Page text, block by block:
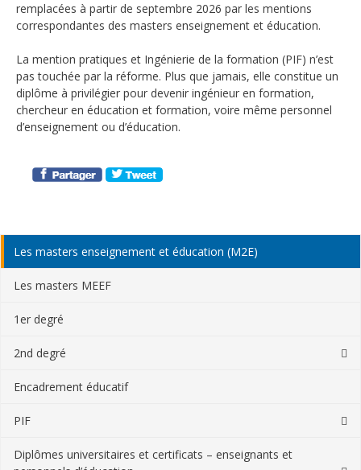
remplacées à partir de septembre 2026 par les mentions
correspondantes des masters enseignement et éducation.
La mention pratiques et Ingénierie de la formation (PIF) n’est
pas touchée par la réforme. Plus que jamais, elle constitue un
diplôme à privilégier pour devenir ingénieur en formation,
chercheur en éducation et formation, voire même personnel
d’enseignement ou d’éducation.
Les masters enseignement et éducation (M2E)
Les masters MEEF
1er degré
2nd degré
Master Créole
Encadrement éducatif
PIF
M1 PIF
Diplômes universitaires et certificats – enseignants et